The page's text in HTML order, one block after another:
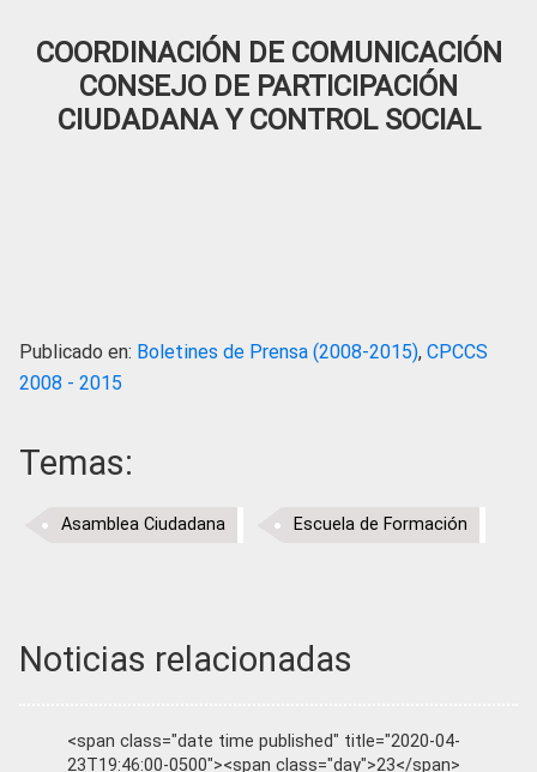
COORDINACIÓN DE COMUNICACIÓN
CONSEJO DE PARTICIPACIÓN
CIUDADANA Y CONTROL SOCIAL
Publicado en: Boletines de Prensa (2008-2015), CPCCS
2008 - 2015
Temas:
Asamblea Ciudadana Escuela de Formación
Noticias relacionadas
<span class="date time published" title="2020-04-
23T19:46:00-0500"><span class="day">23</span>